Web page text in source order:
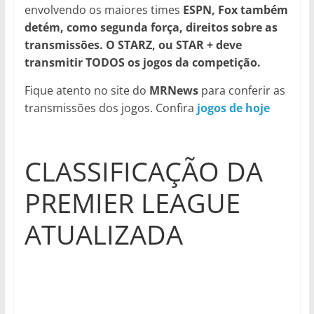
envolvendo os maiores times ESPN, Fox também
detém, como segunda força, direitos sobre as
transmissões. O STARZ, ou STAR + deve
transmitir TODOS os jogos da competição.
Fique atento no site do MRNewspara conferir as
transmissões dos jogos. Confira jogos de hoje
CLASSIFICAÇÃO DA
PREMIER LEAGUE
ATUALIZADA